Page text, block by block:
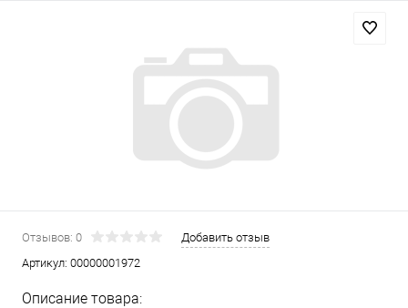
Отзывов: 0
Добавить отзыв
Артикул: 00000001972
Описание товара: